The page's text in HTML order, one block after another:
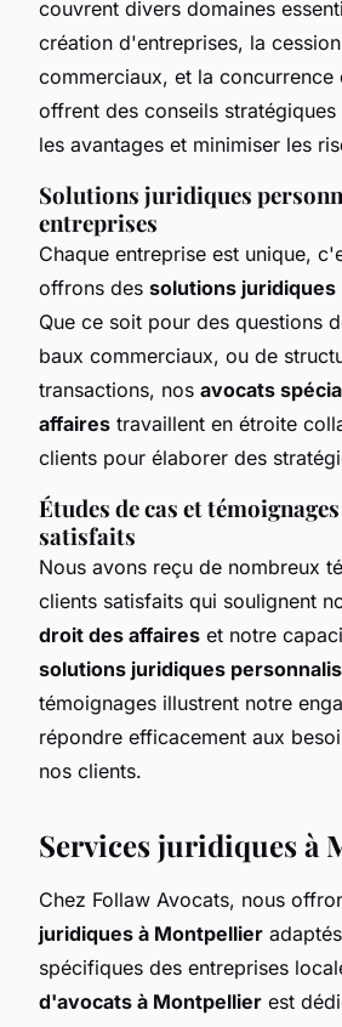
couvrent divers domaines
création d'entreprises, la
commerciaux, et la concurrence
offrent des conseils
les avantages et minimiser les
Solutions juridiques
entreprises
Chaque entreprise est unique,
offrons des solutions
Que ce soit pour des questions
baux commerciaux, ou de
transactions, nos avocats
affaires travaillent en étroite
clients pour élaborer des
Études de cas et
satisfaits
Nous avons reçu de nombreux
clients satisfaits qui soulignent
droit des affaires et notre
solutions juridiques
témoignages illustrent notre
répondre efficacement aux
nos clients.
Services juridiques à
Chez Follaw Avocats, nous
juridiques à Montpellier
spécifiques des entreprises
d'avocats à Montpellier est